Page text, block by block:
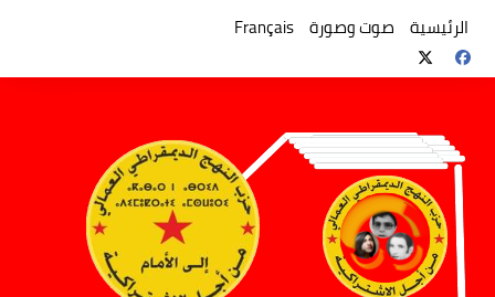
المحتوى
الرئيسية صوت وصورة Français